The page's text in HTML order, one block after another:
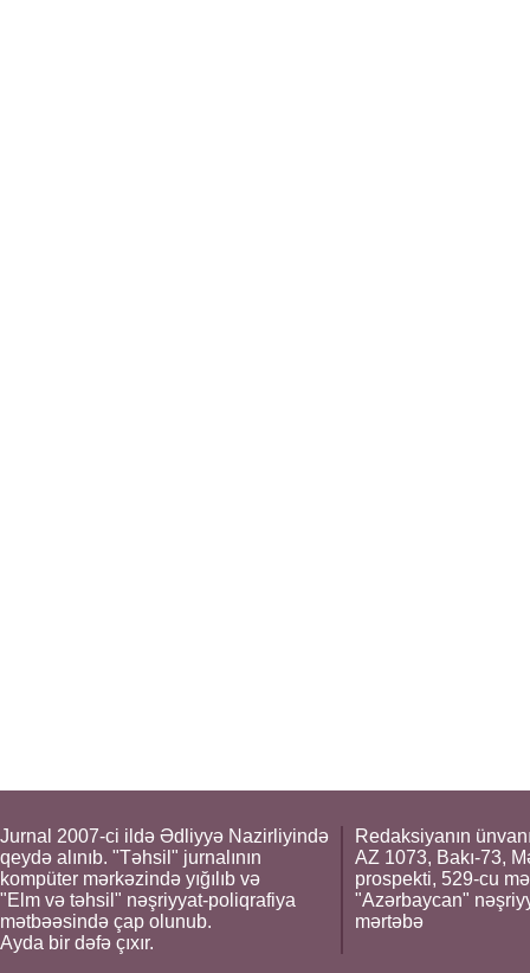
Jurnal 2007-ci ildə Ədliyyə Nazirliyində
qeydə alınıb. "Təhsil" jurnalının
kompüter mərkəzində yığılıb və
"Elm və təhsil" nəşriyyat-poliqrafiya
mətbəəsində çap olunub.
Ayda bir dəfə çıxır.
Redaksiyanın
AZ 1073, Bakı-73,
prospekti, 529-cu
"Azərbaycan"
mərtəbə